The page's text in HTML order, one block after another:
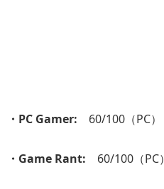
・PC Gamer: 60/100（PC）
・Game Rant: 60/100（PC）